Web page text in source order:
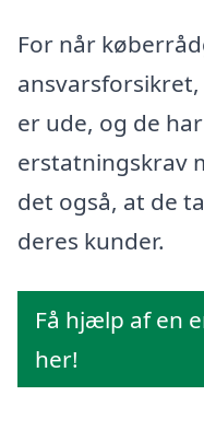
For når
er ude, og de
erstatningskrav
det også, at de
deres kunder.
Få hjælp af en
her!